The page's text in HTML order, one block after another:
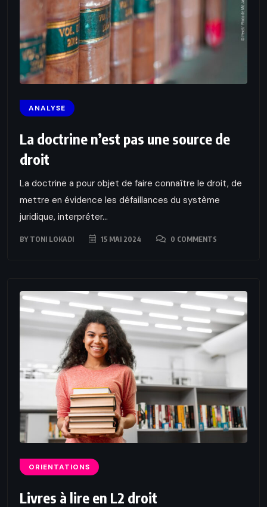
ANALYSE
La doctrine n’est pas une source de
droit
La doctrine a pour objet de faire connaître le droit, de
mettre en évidence les défaillances du système
juridique, interpréter...
BY TONI LOKADI 15 MAI 2024 0 COMMENTS
ORIENTATIONS
Livres à lire en L2 droit